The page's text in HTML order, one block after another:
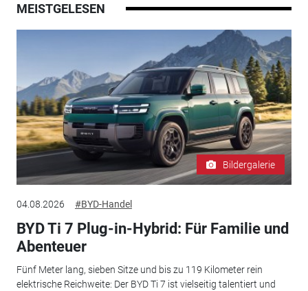
MEISTGELESEN
Bildergalerie
04.08.2026 #BYD-Handel
BYD Ti 7 Plug-in-Hybrid: Für Familie und
Abenteuer
Fünf Meter lang, sieben Sitze und bis zu 119 Kilometer rein
elektrische Reichweite: Der BYD Ti 7 ist vielseitig talentiert und